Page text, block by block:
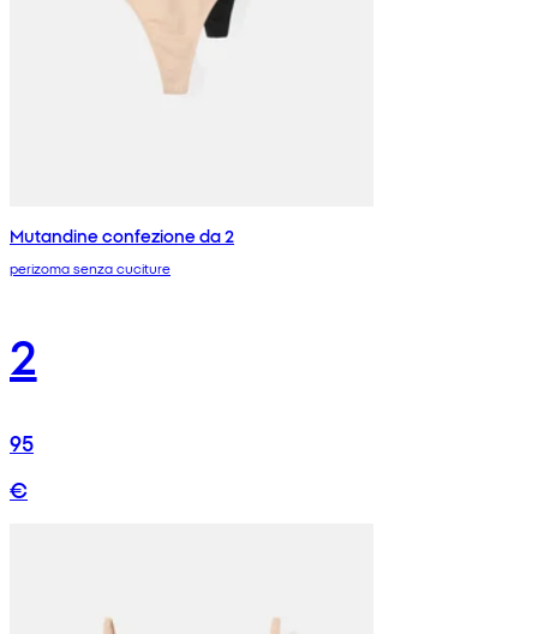
Mutandine confezione da 2
perizoma senza cuciture
2
95
€